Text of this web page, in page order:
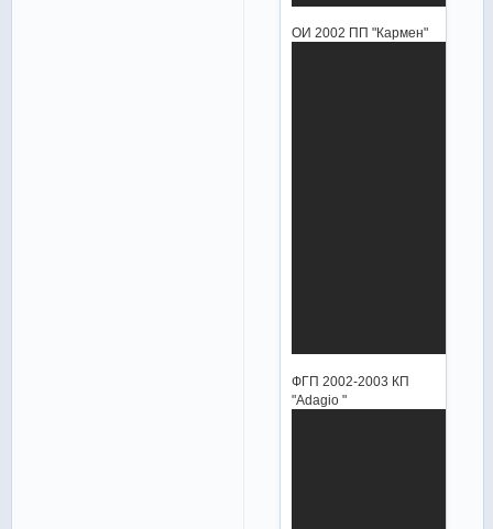
ОИ 2002 ПП "Кармен"
ФГП 2002-2003 КП
"Adagio "